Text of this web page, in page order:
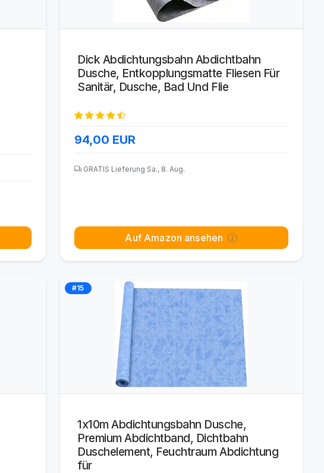
Dick Abdichtungsbahn Abdichtbahn
Dusche, Entkopplungsmatte Fliesen Für
Sanitär, Dusche, Bad Und Flie
94,00 EUR
GRATIS Lieferung Sa., 8. Aug.
Auf Amazon ansehen
#15
1x10m Abdichtungsbahn Dusche,
Premium Abdichtband, Dichtbahn
Duschelement, Feuchtraum Abdichtung
für